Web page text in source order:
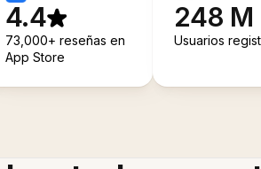
4.4
73,000+ reseñas en
App Store
248 M
Usuarios